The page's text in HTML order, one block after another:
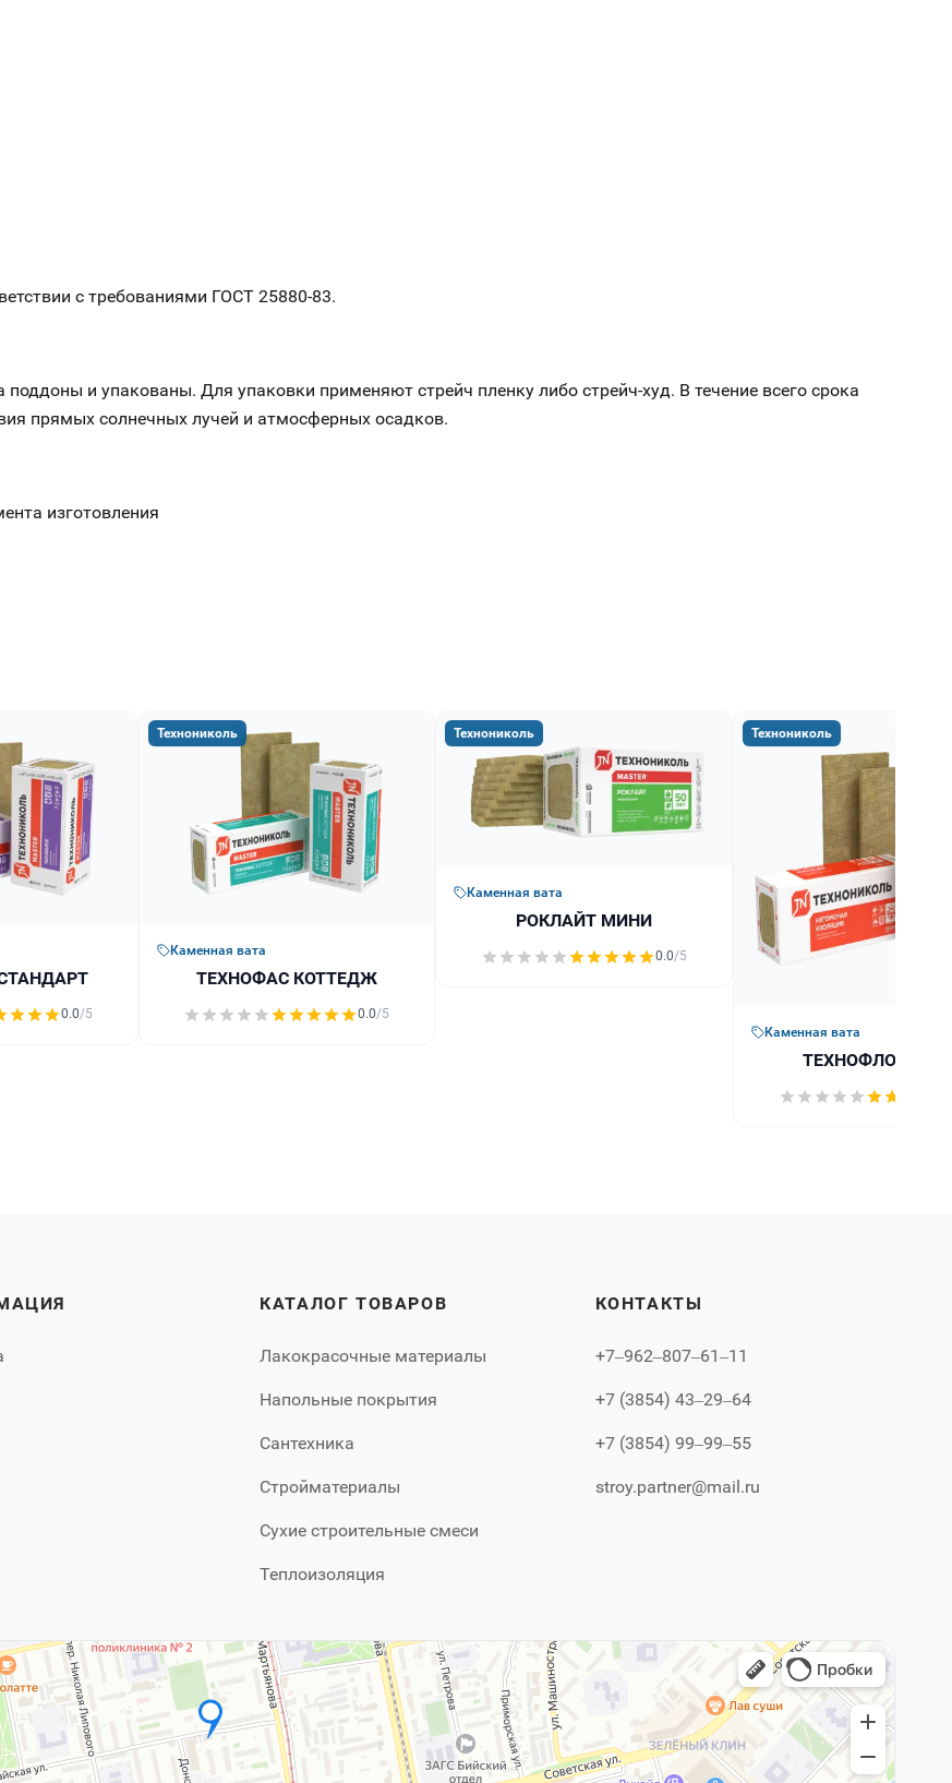
с требованиями ГОСТ 25880-83.
и упакованы. Для упаковки применяют стрейч пленку либо стрейч-худ. В течение всего срока
прямых солнечных лучей и атмосферных осадков.
изготовления
0.0/5
Технониколь
Каменная вата
ТЕХНОФАС КОТТЕДЖ
0.0/5
Технониколь
Каменная вата
РОКЛАЙТ МИНИ
0.0/5
Технониколь
Каменная вата
ТЕХНОФЛОР
КАТАЛОГ ТОВАРОВ
Лакокрасочные материалы
Напольные покрытия
Сантехника
Стройматериалы
Сухие строительные смеси
Теплоизоляция
КОНТАКТЫ
+7‒962‒807‒61‒11
+7 (3854) 43‒29‒64
+7 (3854) 99‒99‒55
stroy.partner@mail.ru